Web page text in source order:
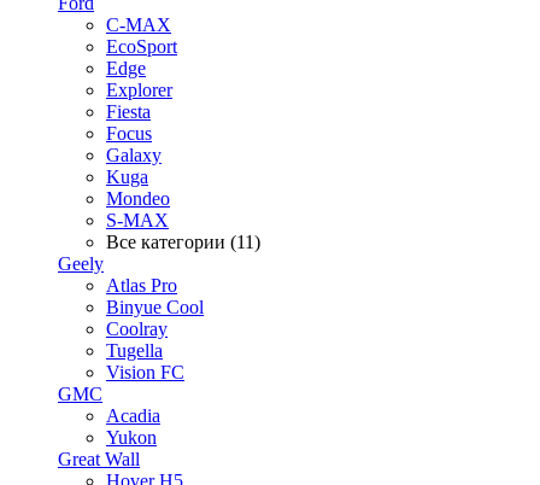
C-MAX
EcoSport
Edge
Explorer
Fiesta
Focus
Galaxy
Kuga
Mondeo
S-MAX
Все категории (11)
Geely
Atlas Pro
Binyue Cool
Coolray
Tugella
Vision FC
GMC
Acadia
Yukon
Great Wall
Hover H5